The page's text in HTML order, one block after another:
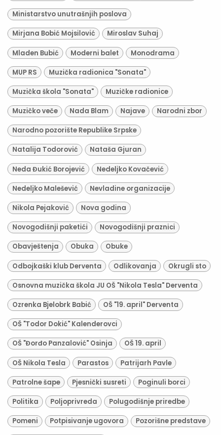
Ministarstvo unutrašnjih poslova
Mirjana Bobić Mojsilović Miroslav Suhaj
Mladen Bubić Moderni balet Monodrama
MUP RS Muzička radionica "Sonata"
Muzička škola "Sonata" Muzičke radionice
Muzičko veče Nada Blam Najave Narodni zbor
Narodno pozorište Republike Srpske
Natalija Todorović Nataša Gjuran
Neda Đukić Borojević Nedeljko Kovačević
Nedeljko Malešević Nevladine organizacije
Nikola Pejaković Nova godina
Novogodišnji paketići Novogodišnji praznici
Obavještenja Obuka Obuke
Odbojkaški klub Derventa Odlikovanja Okrugli sto
Osnovna muzička škola JU OŠ "Nikola Tesla" Derventa
Ozrenka Bjelobrk Babić OŠ "19. april" Derventa
OŠ "Todor Dokić" Kalenderovci
OŠ "Đorđo Panzalović" Osinja OŠ 19. april
OŠ Nikola Tesla Parastos Patrijarh Pavle
Patrolne šape Pjesnički susreti Poginuli borci
Politika Poljoprivreda Polugodišnje priredbe
Pomeni Potpisivanje ugovora Pozorišne predstave